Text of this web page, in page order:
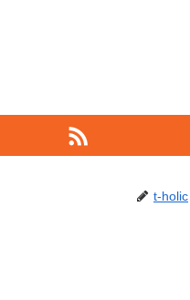
t-holic